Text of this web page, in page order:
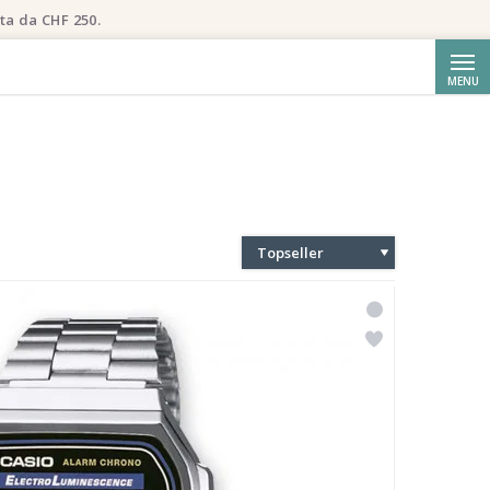
MENU
Topseller
da CHF 250.